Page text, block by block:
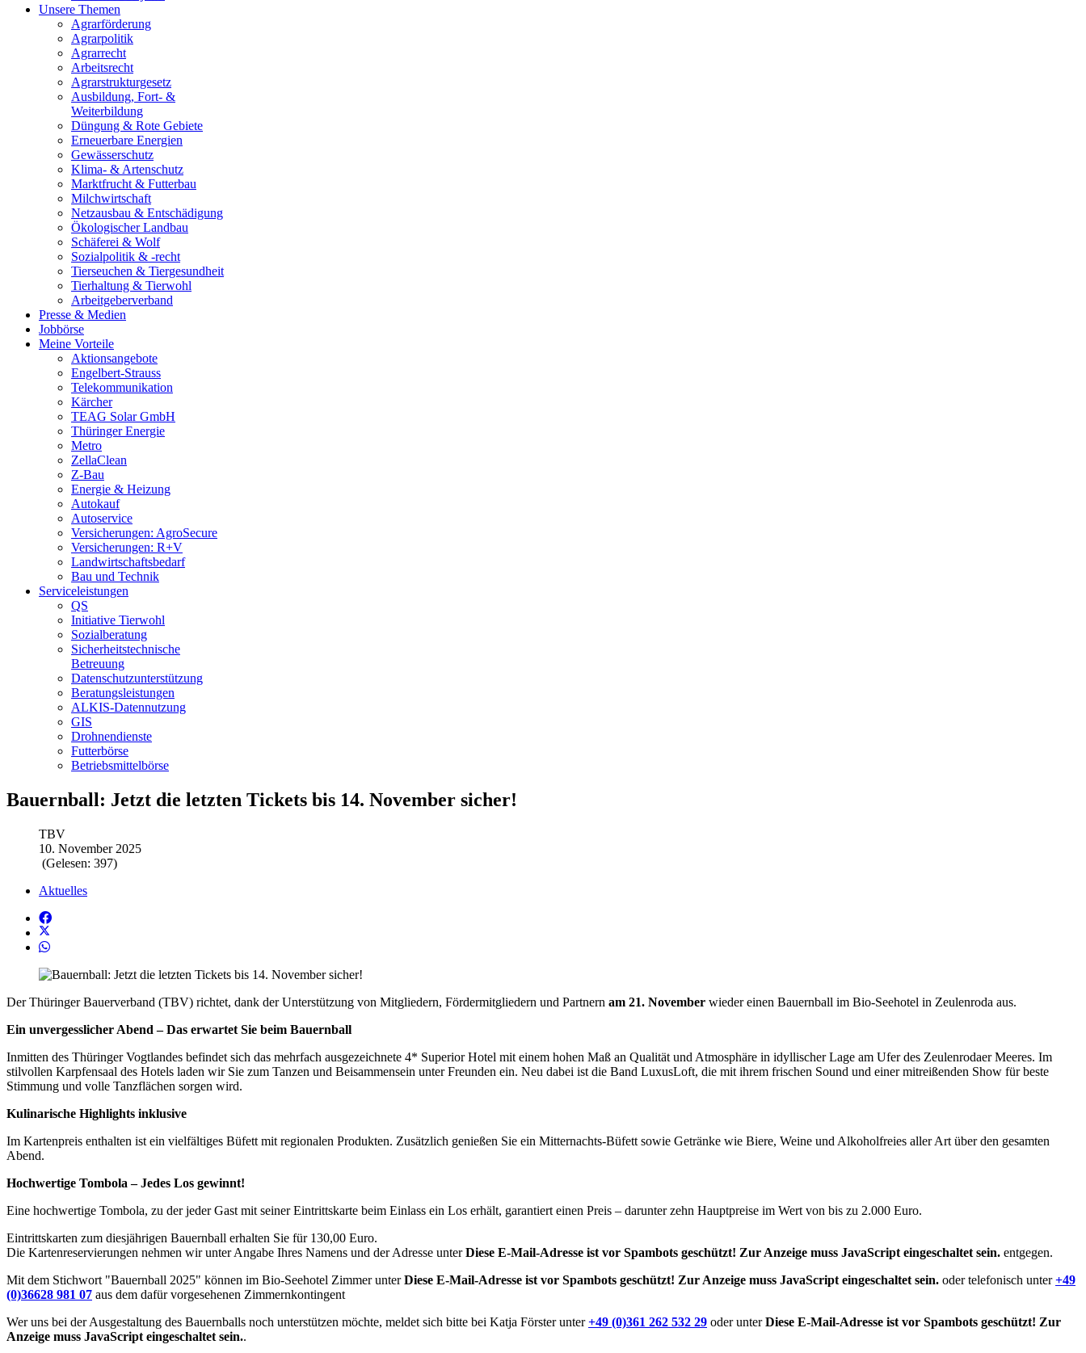
Unsere Themen
Agrarförderung
Agrarpolitik
Agrarrecht
Arbeitsrecht
Agrarstrukturgesetz
Ausbildung, Fort- &
Weiterbildung
Düngung & Rote Gebiete
Erneuerbare Energien
Gewässerschutz
Klima- & Artenschutz
Marktfrucht & Futterbau
Milchwirtschaft
Netzausbau & Entschädigung
Ökologischer Landbau
Schäferei & Wolf
Sozialpolitik & -recht
Tierseuchen & Tiergesundheit
Tierhaltung & Tierwohl
Arbeitgeberverband
Presse & Medien
Jobbörse
Meine Vorteile
Aktionsangebote
Engelbert-Strauss
Telekommunikation
Kärcher
TEAG Solar GmbH
Thüringer Energie
Metro
ZellaClean
Z-Bau
Energie & Heizung
Autokauf
Autoservice
Versicherungen: AgroSecure
Versicherungen: R+V
Landwirtschaftsbedarf
Bau und Technik
Service­­leistungen
QS
Initiative Tierwohl
Sozialberatung
Sicherheitstechnische
Betreuung
Datenschutzunterstützung
Beratungsleistungen
ALKIS-Datennutzung
GIS
Drohnendienste
Futterbörse
Betriebsmittelbörse
Bauernball: Jetzt die letzten Tickets bis 14. November sicher!
TBV
10. November 2025
(Gelesen: 397)
Aktuelles
Der Thüringer Bauerverband (TBV) richtet, dank der Unterstützung von Mitgliedern, Fördermitgliedern und Partnern am 21. November wieder einen Bauernball im Bio-Seehotel in Zeulenroda aus.
Ein unvergesslicher Abend – Das erwartet Sie beim Bauernball
Inmitten des Thüringer Vogtlandes befindet sich das mehrfach ausgezeichnete 4* Superior Hotel mit einem hohen Maß an Qualität und Atmosphäre in idyllischer Lage am Ufer des Zeulenrodaer Meeres. Im
stilvollen Karpfensaal des Hotels laden wir Sie zum Tanzen und Beisammensein unter Freunden ein. Neu dabei ist die Band LuxusLoft, die mit ihrem frischen Sound und einer mitreißenden Show für beste
Stimmung und volle Tanzflächen sorgen wird.
Kulinarische Highlights inklusive
Im Kartenpreis enthalten ist ein vielfältiges Büfett mit regionalen Produkten. Zusätzlich genießen Sie ein Mitternachts-Büfett sowie Getränke wie Biere, Weine und Alkoholfreies aller Art über den gesamten
Abend.
Hochwertige Tombola – Jedes Los gewinnt!
Eine hochwertige Tombola, zu der jeder Gast mit seiner Eintrittskarte beim Einlass ein Los erhält, garantiert einen Preis – darunter zehn Hauptpreise im Wert von bis zu 2.000 Euro.
Eintrittskarten zum diesjährigen Bauernball erhalten Sie für 130,00 Euro.
Die Kartenreservierungen nehmen wir unter Angabe Ihres Namens und der Adresse unter Diese E-Mail-Adresse ist vor Spambots geschützt! Zur Anzeige muss JavaScript eingeschaltet sein. entgegen.
Mit dem Stichwort "Bauernball 2025" können im Bio-Seehotel Zimmer unter Diese E-Mail-Adresse ist vor Spambots geschützt! Zur Anzeige muss JavaScript eingeschaltet sein. oder telefonisch unter +49
(0)36628 981 07 aus dem dafür vorgesehenen Zimmernkontingent
Wer uns bei der Ausgestaltung des Bauernballs noch unterstützen möchte, meldet sich bitte bei Katja Förster unter +49 (0)361 262 532 29 oder unter Diese E-Mail-Adresse ist vor Spambots geschützt! Zur
Anzeige muss JavaScript eingeschaltet sein..